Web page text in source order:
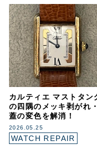
カルティエ マストタン
の四隅のメッキ剥がれ
蓋の変色を解消！
2026.05.25
WATCH REPAIR